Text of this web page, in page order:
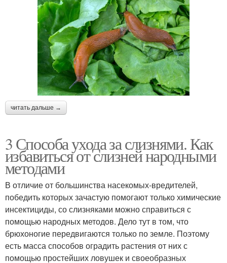
читать дальше →
3 Способа ухода за слизнями. Как
избавиться от слизней народными
методами
В отличие от большинства насекомых-вредителей,
победить которых зачастую помогают только химические
инсектициды, со слизняками можно справиться с
помощью народных методов. Дело тут в том, что
брюхоногие передвигаются только по земле. Поэтому
есть масса способов оградить растения от них с
помощью простейших ловушек и своеобразных